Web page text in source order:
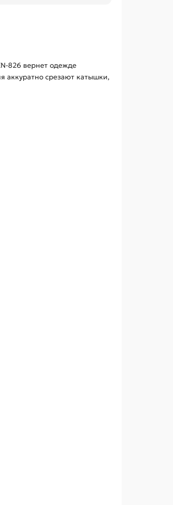
826 вернет одежде
аккуратно срезают катышки,